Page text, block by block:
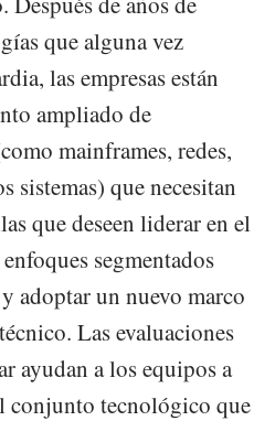
que alguna vez
las empresas están
ampliado de
mainframes, redes,
sistemas) que necesitan
que deseen liderar en el
segmentados
adoptar un nuevo marco
Las evaluaciones
ayudan a los equipos a
conjunto tecnológico que